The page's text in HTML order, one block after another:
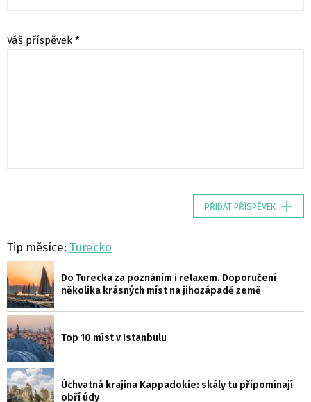
Váš příspěvek *
PŘIDAT PŘÍSPĚVEK
Tip měsíce: Turecko
Do Turecka za poznáním i relaxem. Doporučení
několika krásných míst na jihozápadě země
Top 10 míst v Istanbulu
Úchvatná krajina Kappadokie: skály tu připomínají
obří údy